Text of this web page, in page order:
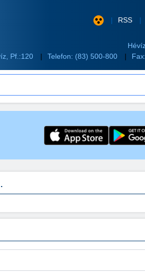
RSS
Pf.:120
Telefon: (83) 500-800